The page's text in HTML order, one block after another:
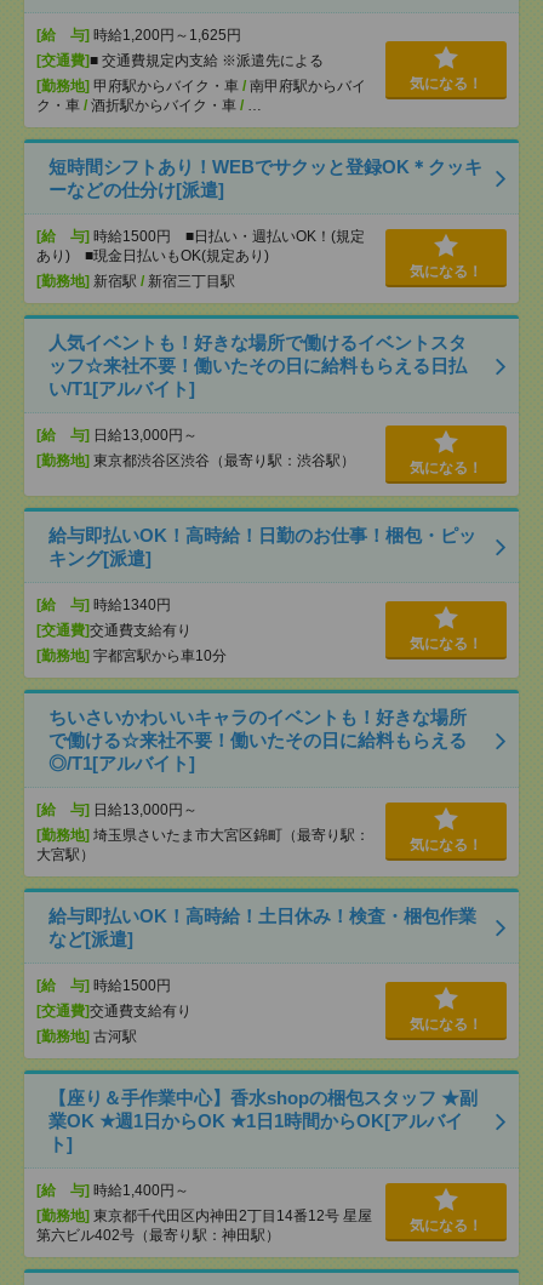
[給 与] 時給1,200円～1,625円
[交通費]■ 交通費規定内支給 ※派遣先による
[勤務地] 甲府駅からバイク・車 / 南甲府駅からバイ
ク・車 / 酒折駅からバイク・車 / …
気になる！
短時間シフトあり！WEBでサクッと登録OK＊クッキ
ーなどの仕分け[派遣]
[給 与] 時給1500円 ■日払い・週払いOK！(規定
あり) ■現金日払いもOK(規定あり)
[勤務地] 新宿駅 / 新宿三丁目駅
気になる！
人気イベントも！好きな場所で働けるイベントスタ
ッフ☆来社不要！働いたその日に給料もらえる日払
い/T1[アルバイト]
[給 与] 日給13,000円～
[勤務地] 東京都渋谷区渋谷（最寄り駅：渋谷駅） 気になる！
給与即払いOK！高時給！日勤のお仕事！梱包・ピッ
キング[派遣]
[給 与] 時給1340円
[交通費]交通費支給有り
[勤務地] 宇都宮駅から車10分
気になる！
ちいさいかわいいキャラのイベントも！好きな場所
で働ける☆来社不要！働いたその日に給料もらえる
◎/T1[アルバイト]
[給 与] 日給13,000円～
[勤務地] 埼玉県さいたま市大宮区錦町（最寄り駅：
大宮駅）
気になる！
給与即払いOK！高時給！土日休み！検査・梱包作業
など[派遣]
[給 与] 時給1500円
[交通費]交通費支給有り
[勤務地] 古河駅
気になる！
【座り＆手作業中心】香水shopの梱包スタッフ ★副
業OK ★週1日からOK ★1日1時間からOK[アルバイ
ト]
[給 与] 時給1,400円～
[勤務地] 東京都千代田区内神田2丁目14番12号 星屋
第六ビル402号（最寄り駅：神田駅）
気になる！